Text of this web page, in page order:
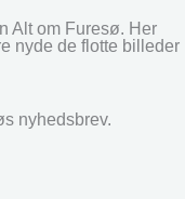
Alt om Furesø. Her
nyde de flotte billeder
nyhedsbrev.